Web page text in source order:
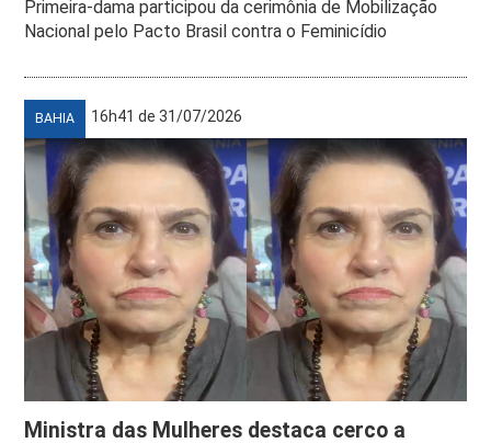
Primeira-dama participou da cerimônia de Mobilização
Nacional pelo Pacto Brasil contra o Feminicídio
BAHIA 16h41 de 31/07/2026
Ministra das Mulheres destaca cerco a